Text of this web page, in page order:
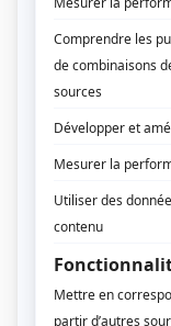
sécurité.
4 / Comment
🎓 Pour
une
sport.Cette
universitaire,
proposée par
Une fois la
une
inscrire